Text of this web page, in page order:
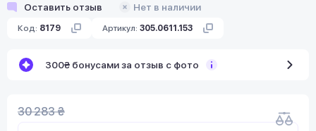
Оставить отзыв Нет в наличии
Код: 8179 Артикул: 305.0611.153
300₴ бонусами за отзыв с фото
30 283 ₴